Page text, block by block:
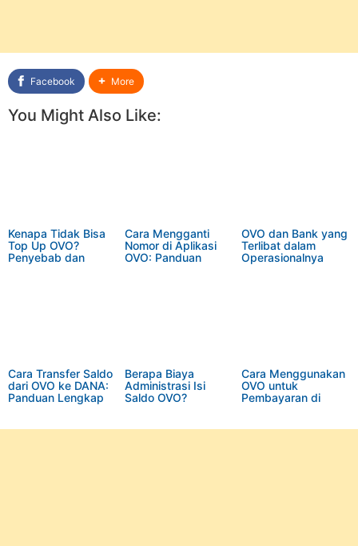
Facebook More
You Might Also Like:
Kenapa Tidak Bisa
Top Up OVO?
Penyebab dan
Cara Mengganti
Nomor di Aplikasi
OVO: Panduan
OVO dan Bank yang
Terlibat dalam
Operasionalnya
Cara Transfer Saldo
dari OVO ke DANA:
Panduan Lengkap
Berapa Biaya
Administrasi Isi
Saldo OVO?
Cara Menggunakan
OVO untuk
Pembayaran di